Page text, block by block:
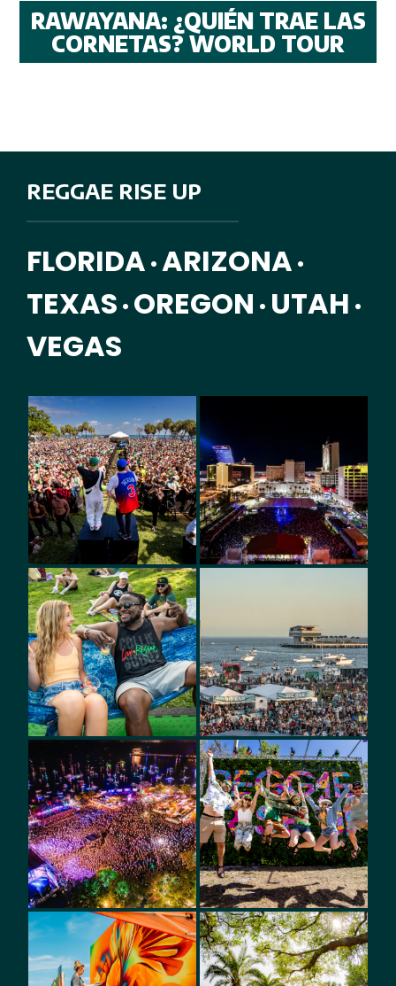
RAWAYANA: ¿QUIÉN TRAE LAS
CORNETAS? WORLD TOUR
REGGAE RISE UP
FLORIDA • ARIZONA •
TEXAS • OREGON • UTAH •
VEGAS